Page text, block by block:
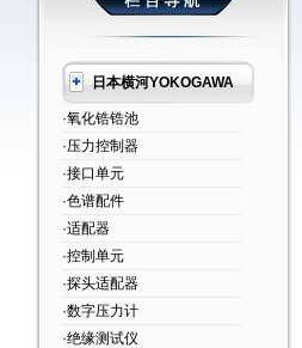
日本横河YOKOGAWA
·氧化锆锆池
·压力控制器
·接口单元
·色谱配件
·适配器
·控制单元
·探头适配器
·数字压力计
·绝缘测试仪